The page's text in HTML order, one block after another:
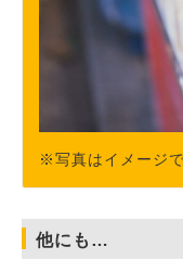
※写真はイメージ
他にも…